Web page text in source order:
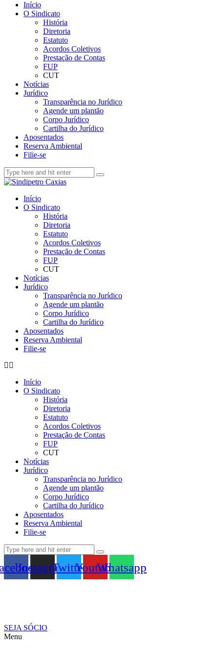
Início
O Sindicato
História
Diretoria
Estatuto
Acordos Coletivos
Prestação de Contas
FUP
CUT
Notícias
Jurídico
Transparência no Jurídico
Agende um plantão
Corpo Jurídico
Cartilha do Jurídico
Aposentados
Reserva Ambiental
Filie-se
Início
O Sindicato
História
Diretoria
Estatuto
Acordos Coletivos
Prestação de Contas
FUP
CUT
Notícias
Jurídico
Transparência no Jurídico
Agende um plantão
Corpo Jurídico
Cartilha do Jurídico
Aposentados
Reserva Ambiental
Filie-se
Início
O Sindicato
História
Diretoria
Estatuto
Acordos Coletivos
Prestação de Contas
FUP
CUT
Notícias
Jurídico
Transparência no Jurídico
Agende um plantão
Corpo Jurídico
Cartilha do Jurídico
Aposentados
Reserva Ambiental
Filie-se
InstagramTwitterYoutubeWhatsapp
SEJA SÓCIO
Menu